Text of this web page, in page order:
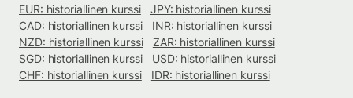
EUR: historiallinen kurssi
JPY: historiallinen kurssi
CAD: historiallinen kurssi
INR: historiallinen kurssi
NZD: historiallinen kurssi
ZAR: historiallinen kurssi
SGD: historiallinen kurssi
USD: historiallinen kurssi
CHF: historiallinen kurssi
IDR: historiallinen kurssi